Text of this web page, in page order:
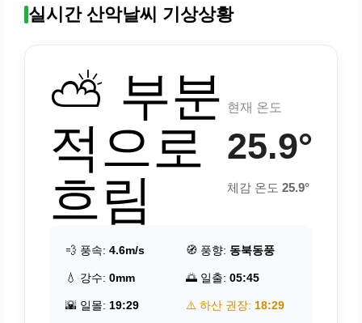
실시간 산악날씨 기상상황
⛅ 부분
적으로
흐림
현재 온도
25.9°
체감 온도 25.9°
💨 풍속: 4.6m/s 🧭 풍향: 동북동풍
💧 강수: 0mm 🌅 일출: 05:45
🌇 일몰: 19:29 ⚠️ 하산 권장: 18:29